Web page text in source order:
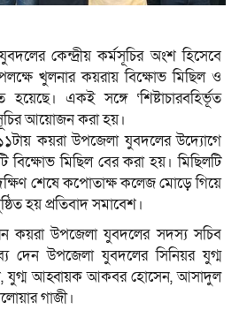
কেন্দ্রীয় কর্মসূচির অংশ হিসেবে
খুলনার কয়রায় বিক্ষোভ মিছিল ও
হয়েছে। একই সঙ্গে ‘শিষ্টাচারবহির্ভূত
আয়োজন করা হয়।
কয়রা উপজেলা যুবদলের উদ্যোগে
মিছিল বের করা হয়। মিছিলটি
শেষে কপোতাক্ষ কলেজ মোড়ে গিয়ে
হয় প্রতিবাদ সমাবেশ।
কয়রা উপজেলা যুবদলের সদস্য সচিব
দেন উপজেলা যুবদলের সিনিয়র যুগ্ম
যুগ্ম আহ্বায়ক আকবর হোসেন, আসাদুল
গাজী।